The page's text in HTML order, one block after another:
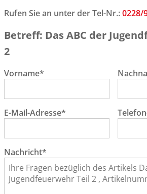
Rufen Sie an unter der Tel-Nr.:0228/
Betreff: Das ABC der
2
Vorname*
E-Mail-Adresse*
Nachricht*